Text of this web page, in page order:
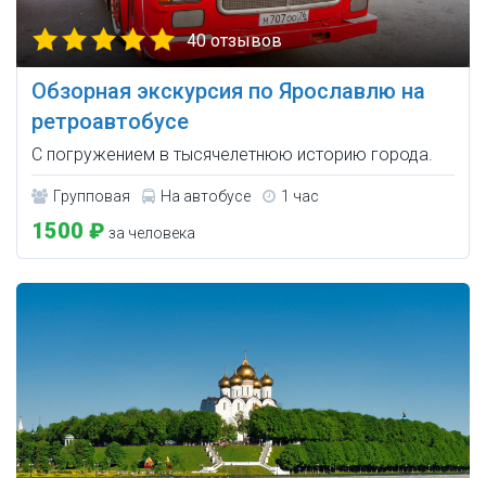
40 отзывов
Обзорная экскурсия по Ярославлю на
ретроавтобусе
С погружением в тысячелетнюю историю города.
Групповая На автобусе 1 час
1500 ₽ за человека